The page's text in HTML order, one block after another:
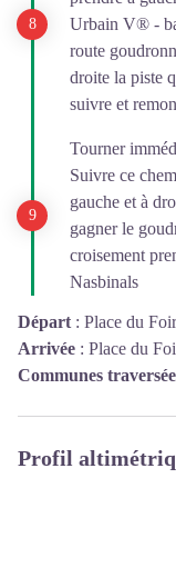
Urbain V® -
route
droite la piste
suivre et
Tourner
Suivre ce
gauche et à
gagner le
croisement
Nasbinals
Départ : Place du
Arrivée : Place du
Communes
Profil